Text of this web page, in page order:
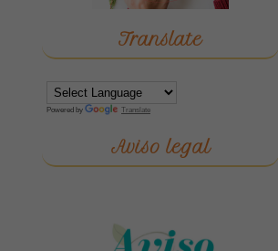
Translate
Powered by Translate
Aviso legal